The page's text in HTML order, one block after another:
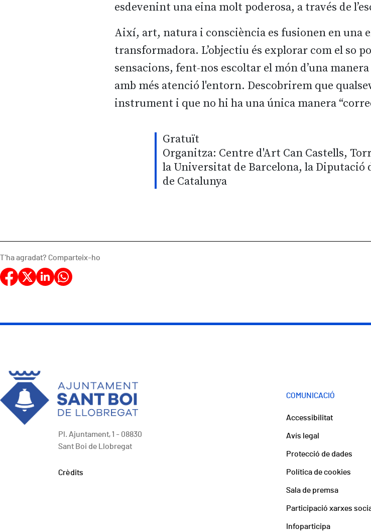
esdevenint una eina molt poderosa, a través de
Així, art, natura i consciència es fusionen en una
transformadora. L’objectiu és explorar com el so
sensacions, fent-nos escoltar el món d’una
amb més atenció l'entorn. Descobrirem que
instrument i que no hi ha una única manera
Gratuït
Organitza: Centre d'Art Can Castells,
la Universitat de Barcelona, la Diputació
de Catalunya
T'ha agradat? Comparteix-ho
Pl. Ajuntament, 1 - 08830
Sant Boi de Llobregat
Peu
Crèdits
COMUNICACIÓ
Accessibilitat
Avís legal
Protecció de dades
Política de cookies
Sala de premsa
Participació xarxes
Infoparticipa